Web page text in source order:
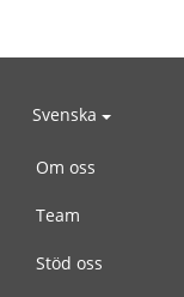
Svenska
Om oss
Team
Stöd oss